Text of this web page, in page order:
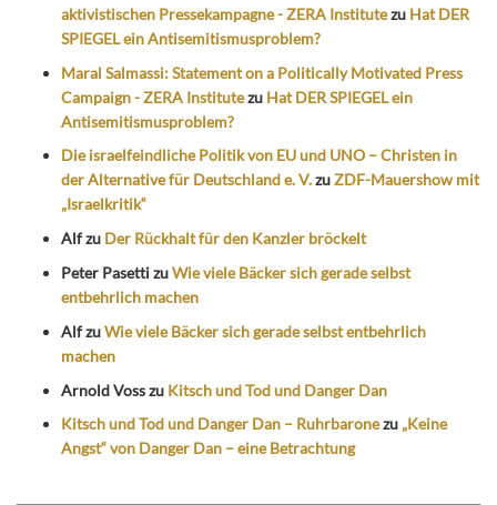
aktivistischen Pressekampagne - ZERA Institutezu Hat DER
SPIEGEL ein Antisemitismusproblem?
Maral Salmassi: Statement on a Politically Motivated Press
Campaign - ZERA Institutezu Hat DER SPIEGEL ein
Antisemitismusproblem?
Die israelfeindliche Politik von EU und UNO – Christen in
der Alternative für Deutschland e. V.zuZDF-Mauershow mit
„Israelkritik“
Alfzu Der Rückhalt für den Kanzler bröckelt
Peter PasettizuWie viele Bäcker sich gerade selbst
entbehrlich machen
AlfzuWie viele Bäcker sich gerade selbst entbehrlich
machen
Arnold Vosszu Kitsch und Tod und Danger Dan
Kitsch und Tod und Danger Dan – Ruhrbaronezu „Keine
Angst“ von Danger Dan – eine Betrachtung